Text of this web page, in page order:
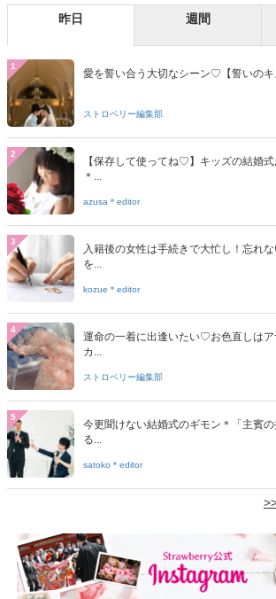
昨日 週間
1
愛を誓い合う大切なシーン♡【誓いのキ
ストロベリー編集部
2
【保存して使ってね♡】キッズの結婚
＊...
azusa＊editor
3
入籍後の女性は手続きで大忙し！忘れ
を...
kozue＊editor
4
運命の一着に出逢いたい♡お色直しは
カ...
ストロベリー編集部
5
今更聞けない結婚式のギモン＊「主賓
る...
satoko＊editor